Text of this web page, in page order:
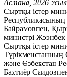
Астана, 2026
Сыртқы істер
Республикасының
Байрамовпен,
министрі
Сыртқы істер
Түрікменстанның
және Өзбекстан
Бахтиёр